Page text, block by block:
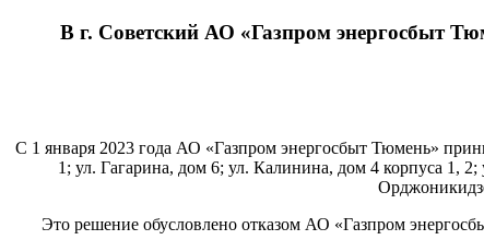
В г. Советский АО «Газпром энергосбыт
С 1 января 2023 года АО «Газпром энергосбыт Тюмень»
1; ул. Гагарина, дом 6; ул. Калинина, дом 4 корпуса 1,
Это решение обусловлено отказом АО «Газпром